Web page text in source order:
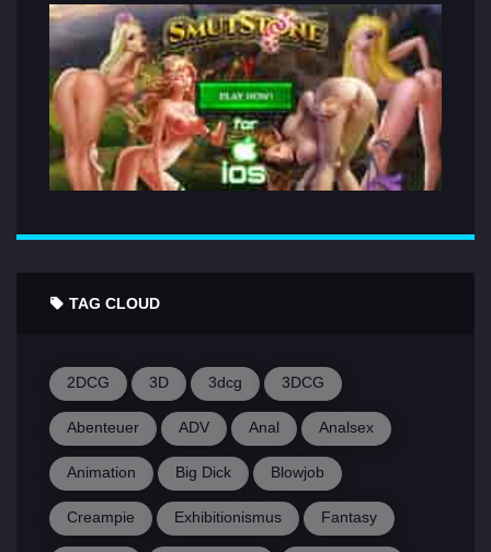
TAG CLOUD
2DCG 3D 3dcg 3DCG
Abenteuer ADV Anal Analsex
Animation Big Dick Blowjob
Creampie Exhibitionismus Fantasy